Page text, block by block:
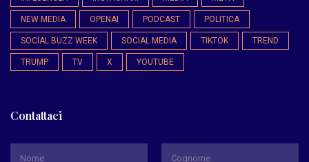
NEW MEDIA OPENAI PODCAST POLITICA
SOCIAL BUZZ WEEK SOCIAL MEDIA TIKTOK TREND
TRUMP TV X YOUTUBE
Contattaci